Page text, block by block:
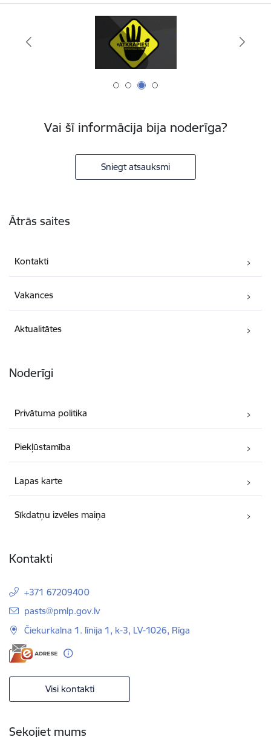
Vai šī informācija bija noderīga?
Sniegt atsauksmi
Ātrās saites
Kontakti
Vakances
Aktualitātes
Noderīgi
Privātuma politika
Piekļūstamība
Lapas karte
Sīkdatņu izvēles maiņa
Kontakti
+371 67209400
E-pasts:
pasts@pmlp.gov.lv
Čiekurkalna 1. līnija 1, k-3, LV-1026, Rīga
Visi kontakti
Sekojiet mums